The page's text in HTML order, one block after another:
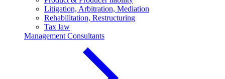
Litigation, Arbitration, Mediation
Rehabilitation, Restructuring
Tax law
Management Consultants